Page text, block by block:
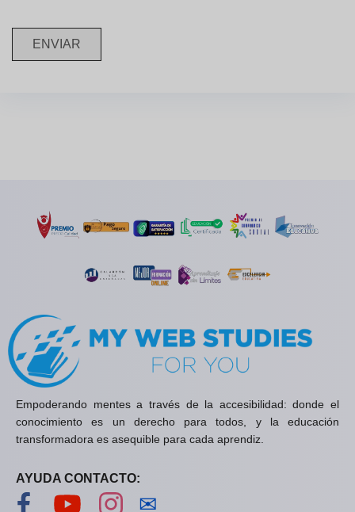
ENVIAR
Empoderando mentes a través de la accesibilidad: donde el
conocimiento es un derecho para todos, y la educación
transformadora es asequible para cada aprendiz.
AYUDA CONTACTO:
Visítanos en Facebook
Visítanos en YouTube
Visítanos en Instagram
✉